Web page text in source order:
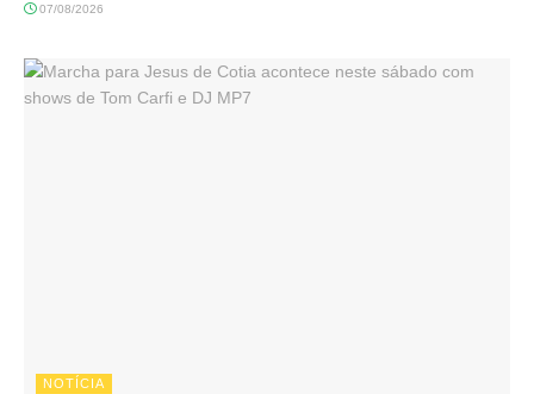
07/08/2026
NOTÍCIA